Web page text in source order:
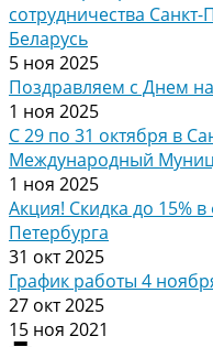
сотрудничества
Беларусь
5 ноя 2025
Поздравляем с Днем
1 ноя 2025
С 29 по 31 октября в
Международный
1 ноя 2025
Акция! Скидка до 15%
Петербурга
31 окт 2025
График работы 4
27 окт 2025
15 ноя 2021